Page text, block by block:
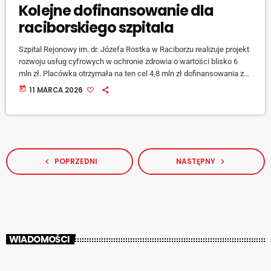
Kolejne dofinansowanie dla
raciborskiego szpitala
Szpital Rejonowy im. dr. Józefa Rostka w Raciborzu realizuje projekt
rozwoju usług cyfrowych w ochronie zdrowia o wartości blisko 6
mln zł. Placówka otrzymała na ten cel 4,8 mln zł dofinansowania z
Krajowego Planu Odbudowy i Zwiększania Odporności. Inwestycja
today 11 MARCA 2026
navigate_before POPRZEDNI NASTĘPNY navigate_next
WIADOMOŚCI